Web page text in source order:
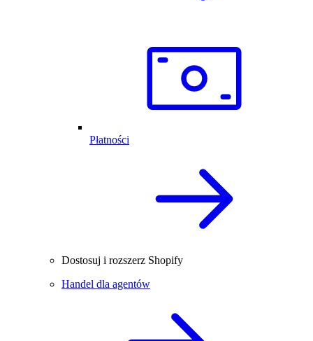
Płatności
Dostosuj i rozszerz Shopify
Handel dla agentów